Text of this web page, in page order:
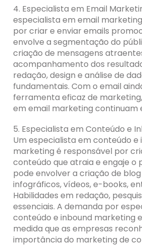
4. Especialista em Email
especialista em email
por criar e enviar emails
envolve a segmentação do
criação de mensagens
acompanhamento dos
redação, design e análise de
fundamentais. Com o email
ferramenta eficaz de
em email marketing continuam
5. Especialista em Conteúdo e
Um especialista em conteúdo e
marketing é responsável por
conteúdo que atraia e engaje o
pode envolver a criação de
infográficos, vídeos, e-books,
Habilidades em redação,
essenciais. A demanda por
conteúdo e inbound marketing
medida que as empresas
importância do marketing de